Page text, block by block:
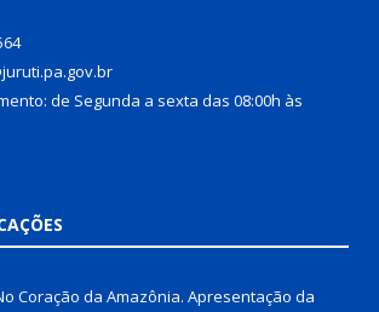
de Segunda a sexta das 08:00h às
No Coração da Amazônia. Apresentação da